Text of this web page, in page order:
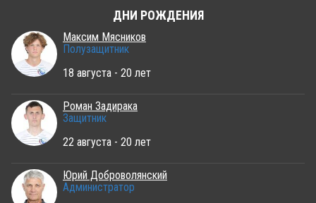
ДНИ РОЖДЕНИЯ
Максим Мясников
Полузащитник
18 августа - 20 лет
Роман Задирака
Защитник
22 августа - 20 лет
Юрий Доброволянский
Администратор